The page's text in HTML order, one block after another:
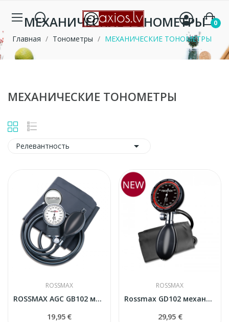
0
МЕХАНИЧЕСКИЕ ТОНОМЕТРЫ
Главная Тонометры МЕХАНИЧЕСКИЕ ТОНОМЕТРЫ
МЕХАНИЧЕСКИЕ ТОНОМЕТРЫ
Релевантность 
ROSSMAX
ROSSMAX AGC GB102 механический тонометр
19,95 €
ROSSMAX
Rossmax GD102 механический тонометр
29,95 €